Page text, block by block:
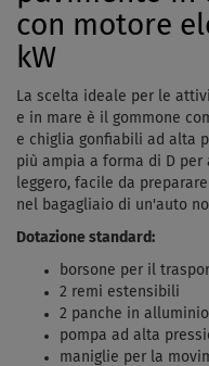
con motore
kW
La scelta ideale per le
e in mare è il gommone
e chiglia gonfiabili ad alta
più ampia a forma di D
leggero, facile da
nel bagagliaio di un'auto
Dotazione standard:
borsone per il
2 remi estensibili
2 panche in alluminio
pompa ad alta
maniglie per la